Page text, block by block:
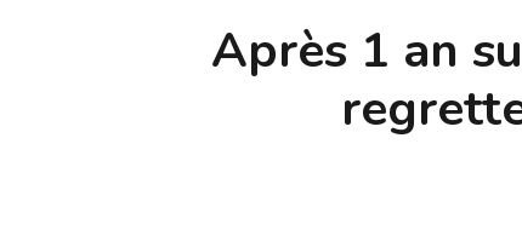
Après 1 an